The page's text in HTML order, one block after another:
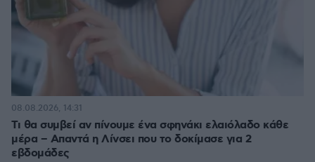
Τι θα συμβεί αν πίνουμε ένα σφηνάκι ελαιόλαδο κάθε
μέρα – Απαντά η Λίνσει που το δοκίμασε για 2
εβδομάδες
08.08.2026, 14:31